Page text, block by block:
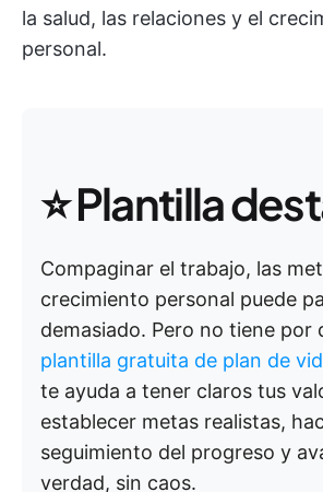
la salud, las relaciones y el
personal.
⭐ Plantilla
Compaginar el trabajo, las
crecimiento personal puede
demasiado. Pero no tiene por
plantilla gratuita de plan de
te ayuda a tener claros tus
establecer metas realistas,
seguimiento del progreso y
verdad, sin caos.